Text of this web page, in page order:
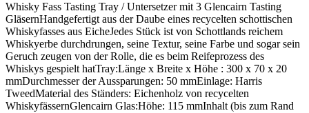
Whisky Fass Tasting Tray / Untersetzer mit 3 Glencairn Tasting
GläsernHandgefertigt aus der Daube eines recycelten schottischen
Whiskyfasses aus EicheJedes Stück ist von Schottlands reichem
Whiskyerbe durchdrungen, seine Textur, seine Farbe und sogar sein
Geruch zeugen von der Rolle, die es beim Reifeprozess des
Whiskys gespielt hatTray:Länge x Breite x Höhe : 300 x 70 x 20
mmDurchmesser der Aussparungen: 50 mmEinlage: Harris
TweedMaterial des Ständers: Eichenholz von recycelten
WhiskyfässernGlencairn Glas:Höhe: 115 mmInhalt (bis zum Rand